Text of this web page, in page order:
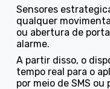
Sensores
qualquer
ou abertura de
alarme.
A partir disso, o
tempo real para o
por meio de SMS